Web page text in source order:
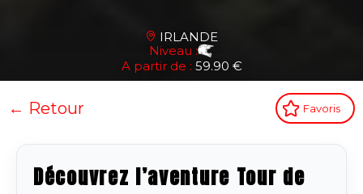
IRLANDE
Niveau :
A partir de : 59.90 €
← Retour Favoris
Découvrez l’aventure Tour de